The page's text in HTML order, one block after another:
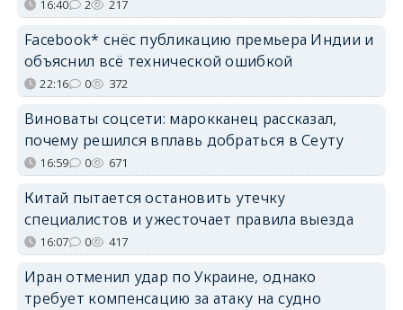
16:40 2 217
Facebook* снёс публикацию премьера Индии и
объяснил всё технической ошибкой
22:16 0 372
Виноваты соцсети: марокканец рассказал,
почему решился вплавь добраться в Сеуту
16:59 0 671
Китай пытается остановить утечку
специалистов и ужесточает правила выезда
16:07 0 417
Иран отменил удар по Украине, однако
требует компенсацию за атаку на судно